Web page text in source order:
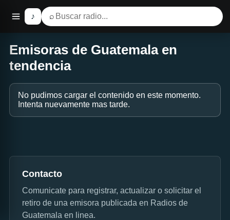
♪ ⌕
Emisoras de Guatemala en
tendencia
No pudimos cargar el contenido en este momento.
Intenta nuevamente mas tarde.
Contacto
Comunicate para registrar, actualizar o solicitar el
retiro de una emisora publicada en Radios de
Guatemala en linea.